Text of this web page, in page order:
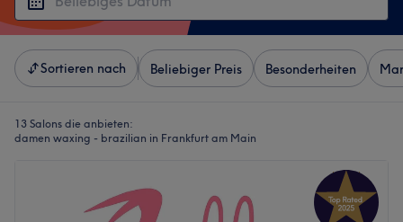
Sortieren nach Beliebiger Preis Besonderheiten
13 Salons die anbieten:
damen waxing - brazilian in Frankfurt am Main